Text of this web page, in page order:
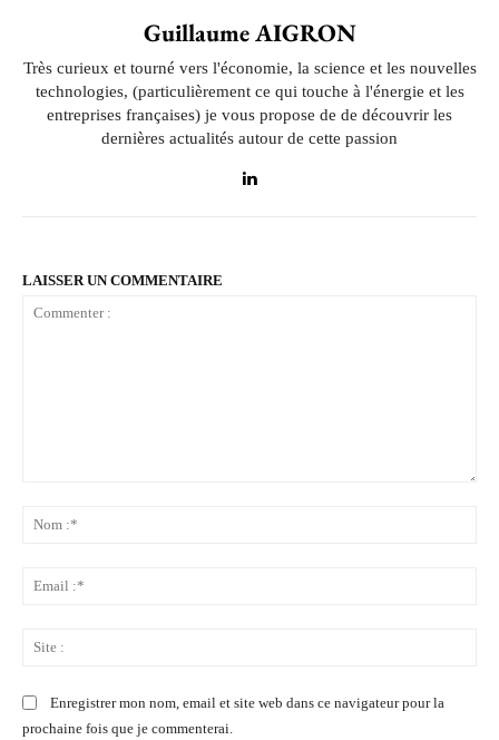
Guillaume AIGRON
Très curieux et tourné vers l'économie, la science et les nouvelles
technologies, (particulièrement ce qui touche à l'énergie et les
entreprises françaises) je vous propose de de découvrir les
dernières actualités autour de cette passion
LAISSER UN COMMENTAIRE
Enregistrer mon nom, email et site web dans ce navigateur pour la
prochaine fois que je commenterai.